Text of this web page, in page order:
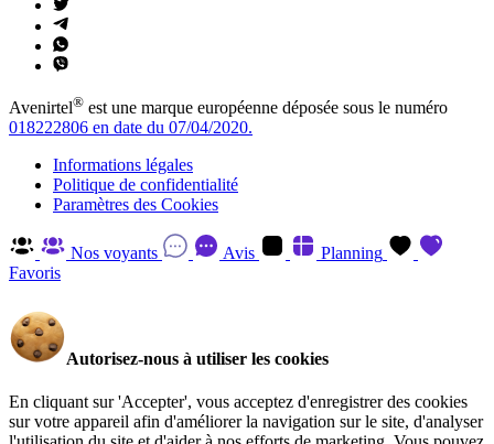
Avenirtel® est une marque européenne déposée sous le numéro
018222806 en date du 07/04/2020.
Informations légales
Politique de confidentialité
Paramètres des Cookies
Nos voyants Avis
Planning
Favoris
Autorisez-nous à utiliser les cookies
En cliquant sur 'Accepter', vous acceptez d'enregistrer des cookies
sur votre appareil afin d'améliorer la navigation sur le site, d'analyser